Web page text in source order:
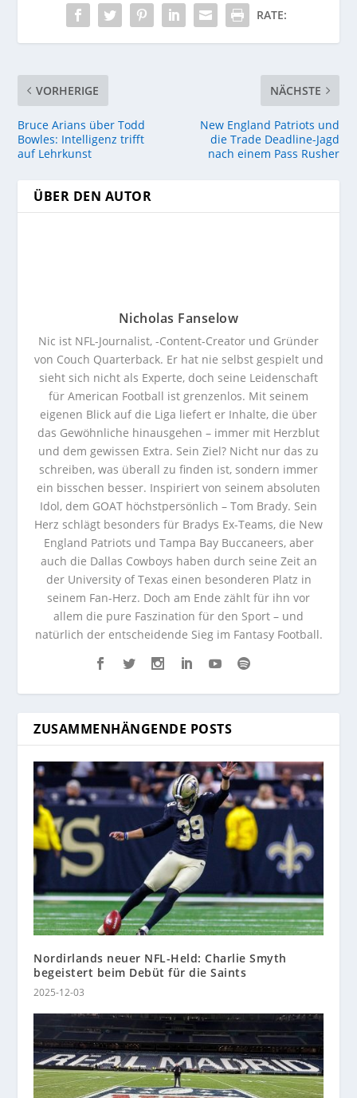
RATE:
VORHERIGE
Bruce Arians über Todd
Bowles: Intelligenz trifft
auf Lehrkunst
NÄCHSTE
New England Patriots und
die Trade Deadline-Jagd
nach einem Pass Rusher
ÜBER DEN AUTOR
Nicholas Fanselow
Nic ist NFL-Journalist, -Content-Creator und Gründer
von Couch Quarterback. Er hat nie selbst gespielt und
sieht sich nicht als Experte, doch seine Leidenschaft
für American Football ist grenzenlos. Mit seinem
eigenen Blick auf die Liga liefert er Inhalte, die über
das Gewöhnliche hinausgehen – immer mit Herzblut
und dem gewissen Extra. Sein Ziel? Nicht nur das zu
schreiben, was überall zu finden ist, sondern immer
ein bisschen besser. Inspiriert von seinem absoluten
Idol, dem GOAT höchstpersönlich – Tom Brady. Sein
Herz schlägt besonders für Bradys Ex-Teams, die New
England Patriots und Tampa Bay Buccaneers, aber
auch die Dallas Cowboys haben durch seine Zeit an
der University of Texas einen besonderen Platz in
seinem Fan-Herz. Doch am Ende zählt für ihn vor
allem die pure Faszination für den Sport – und
natürlich der entscheidende Sieg im Fantasy Football.
ZUSAMMENHÄNGENDE POSTS
Nordirlands neuer NFL-Held: Charlie Smyth
begeistert beim Debüt für die Saints
2025-12-03